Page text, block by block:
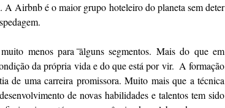
A Airbnb é o maior grupo hoteleiro do planeta sem deter
menos para ͞alguns segmentos. Mais do que em
da própria vida e do que está por vir.  A formação
de uma carreira promissora. Muito mais que a técnica
de novas habilidades e talentos tem sido